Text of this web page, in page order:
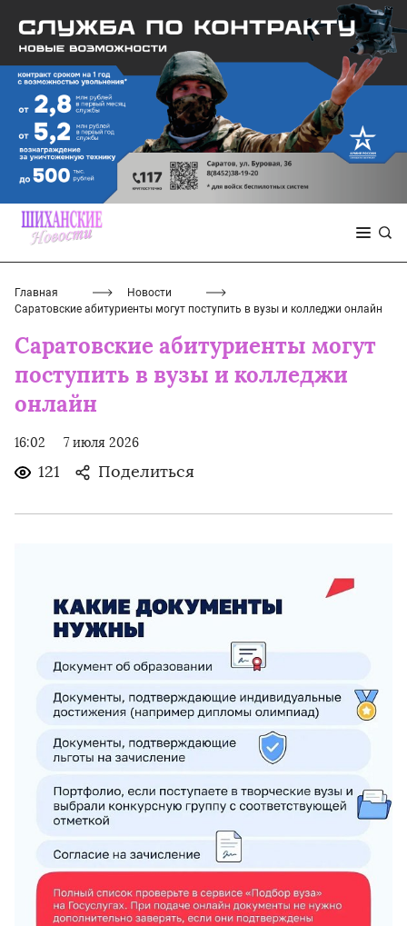
Главная
Новости
Саратовские абитуриенты могут поступить в вузы и колледжи онлайн
Саратовские абитуриенты могут
поступить в вузы и колледжи
онлайн
16:02 7 июля 2026
121 Поделиться